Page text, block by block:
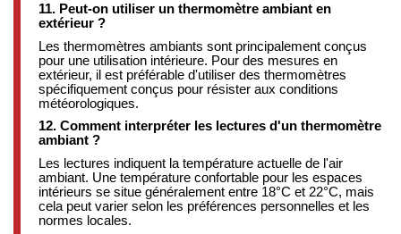
11. Peut-on utiliser un thermomètre ambiant en
extérieur ?
Les thermomètres ambiants sont principalement conçus
pour une utilisation intérieure. Pour des mesures en
extérieur, il est préférable d'utiliser des thermomètres
spécifiquement conçus pour résister aux conditions
météorologiques.
12. Comment interpréter les lectures d'un thermomètre
ambiant ?
Les lectures indiquent la température actuelle de l'air
ambiant. Une température confortable pour les espaces
intérieurs se situe généralement entre 18°C et 22°C, mais
cela peut varier selon les préférences personnelles et les
normes locales.